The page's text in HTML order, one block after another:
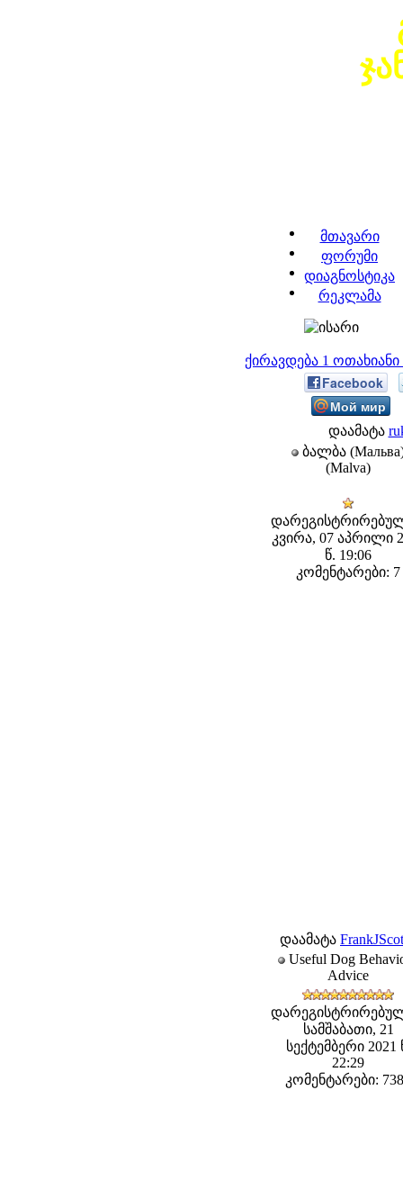
მთავარი
ფორუმი
დიაგნოსტიკა
რეკლამა
ქირავდება 1
Facebook
Мой мир
დაამატა
ბალბა
(Malva)
კვირა, 07 აპრილი
წ. 19:06
კომენტარები: 7
დაამატა
Useful Dog
Advice
სამშაბათი, 21
სექტემბერი 2021
22:29
კომენტარები: